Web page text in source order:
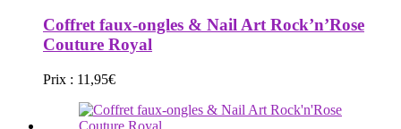
Coffret faux-ongles & Nail Art Rock’n’Rose
Couture Royal
Prix : 11,95€